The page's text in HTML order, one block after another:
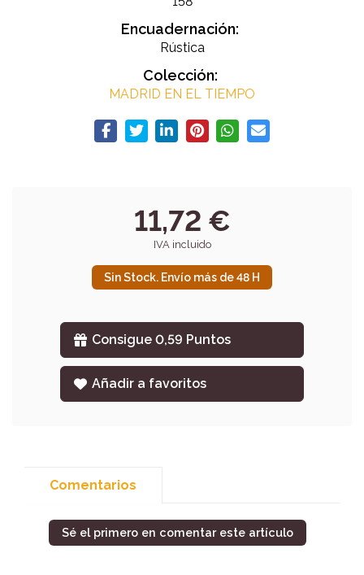
Encuadernación:
Rústica
Colección:
MADRID EN EL TIEMPO
11,72 €
IVA incluido
Sin Stock. Envío más de 48 H
Consigue 0,59 Puntos
Añadir a favoritos
Comentarios
Sé el primero en comentar este artículo